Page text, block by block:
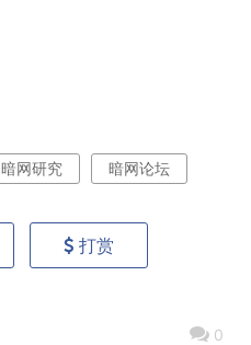
暗网研究 暗网论坛
打赏
0